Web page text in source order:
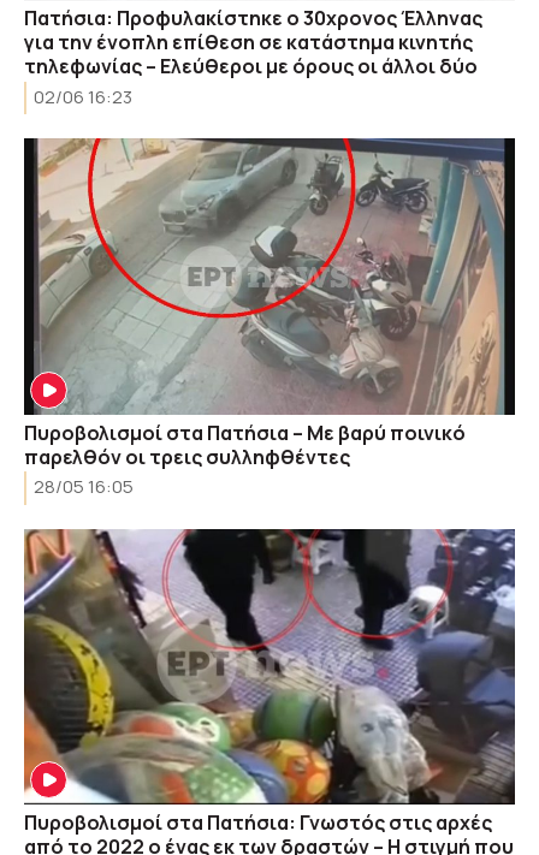
Πατήσια: Προφυλακίστηκε ο 30χρονος Έλληνας
για την ένοπλη επίθεση σε κατάστημα κινητής
τηλεφωνίας – Ελεύθεροι με όρους οι άλλοι δύο
02/06 16:23
Πυροβολισμοί στα Πατήσια – Με βαρύ ποινικό
παρελθόν οι τρεις συλληφθέντες
28/05 16:05
Πυροβολισμοί στα Πατήσια: Γνωστός στις αρχές
από το 2022 ο ένας εκ των δραστών – Η στιγμή που